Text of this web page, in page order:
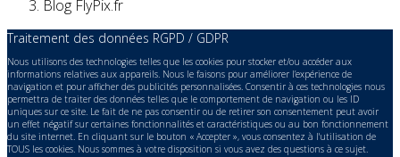
Blog FlyPix.fr
Traitement des données RGPD / GDPR
Nous utilisons des technologies telles que les cookies pour stocker et/ou accéder aux
informations relatives aux appareils. Nous le faisons pour améliorer l’expérience de
navigation et pour afficher des publicités personnalisées. Consentir à ces technologies nous
permettra de traiter des données telles que le comportement de navigation ou les ID
uniques sur ce site. Le fait de ne pas consentir ou de retirer son consentement peut avoir
un effet négatif sur certaines fonctionnalités et caractéristiques ou au bon fonctionnement
du site internet. En cliquant sur le bouton « Accepter », vous consentez à l'utilisation de
TOUS les cookies. Nous sommes à votre disposition si vous avez des questions à ce sujet.